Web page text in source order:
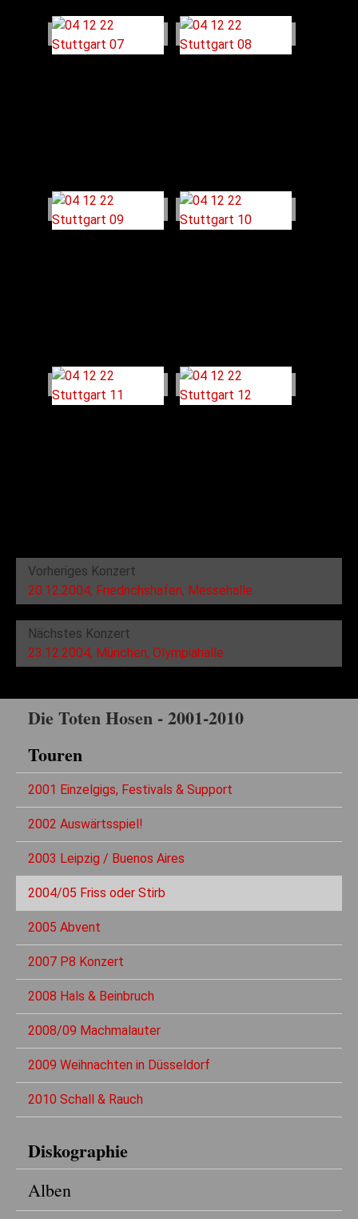
Vorheriges Konzert
20.12.2004, Friedrichshafen, Messehalle
Nächstes Konzert
23.12.2004, München, Olympiahalle
Die Toten Hosen - 2001-2010
Touren
2001 Einzelgigs, Festivals & Support
2002 Auswärtsspiel!
2003 Leipzig / Buenos Aires
2004/05 Friss oder Stirb
2005 Abvent
2007 P8 Konzert
2008 Hals & Beinbruch
2008/09 Machmalauter
2009 Weihnachten in Düsseldorf
2010 Schall & Rauch
Diskographie
Alben